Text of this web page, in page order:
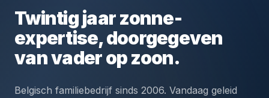
Twintig jaar zonne-
expertise, doorgegeven
van vader op zoon.
Belgisch familiebedrijf sinds 2006. Vandaag geleid